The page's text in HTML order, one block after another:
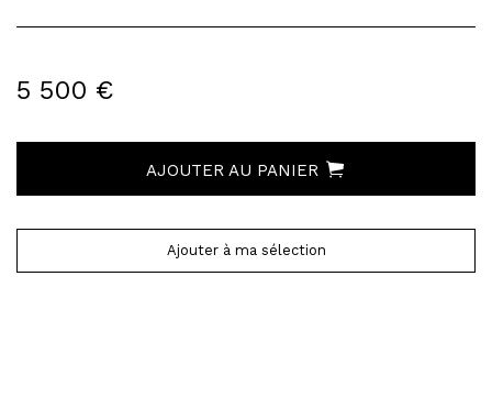
5 500 €
AJOUTER AU PANIER
Ajouter à ma sélection